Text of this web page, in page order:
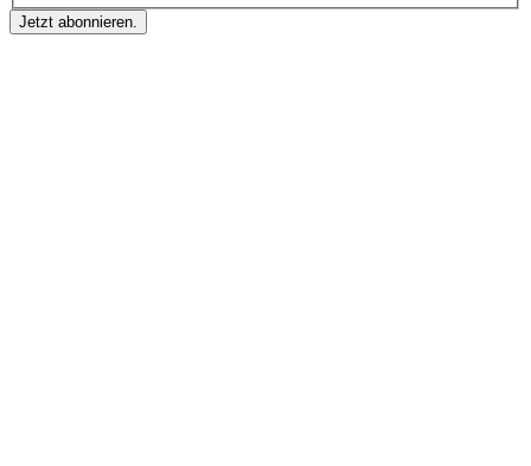
Jetzt abonnieren.